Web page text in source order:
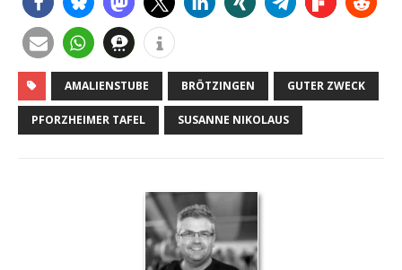
AMALIENSTUBE BRÖTZINGEN GUTER ZWECK
PFORZHEIMER TAFEL SUSANNE NIKOLAUS